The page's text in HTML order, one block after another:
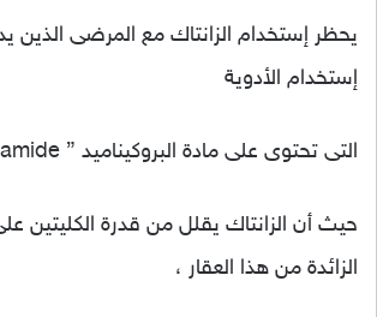
يحظر إستخدام الزانتاك مع المرضى الذين
إستخدام الأدوية
التى تحتوى على مادة البروكيناميد ” Procainamide ” ..
حيث أن الزانتاك يقلل من قدرة الكليتين
الزائدة من هذا العقار ،